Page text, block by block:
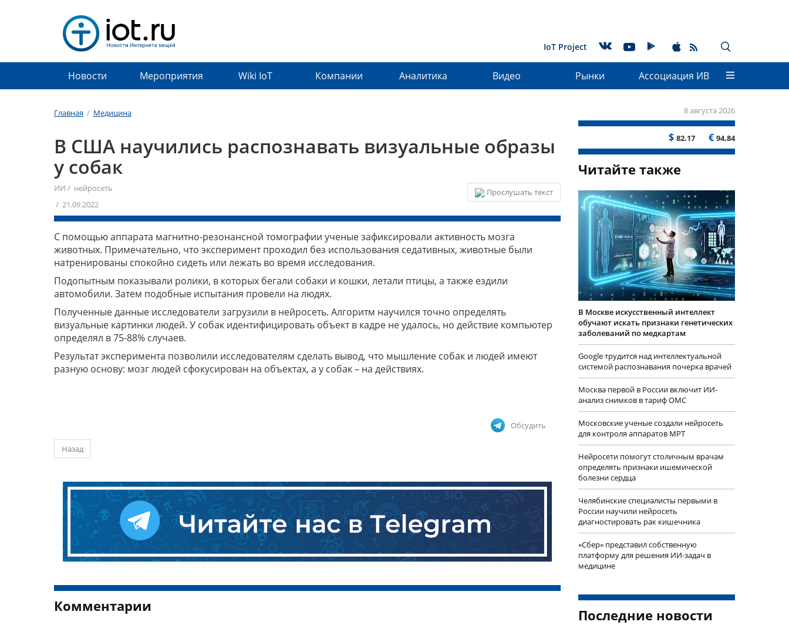
IoT Project
Новости Мероприятия Wiki IoT Компании Аналитика Видео Рынки Ассоциация ИВ
Главная / Медицина 8 августа 2026
$ 82.17 € 94.84
В США научились распознавать визуальные образы
у собак
Прослушать текст
ИИ / нейросеть
/ 21.09.2022
С помощью аппарата магнитно-резонансной томографии ученые зафиксировали активность мозга
животных. Примечательно, что эксперимент проходил без использования седативных, животные были
натренированы спокойно сидеть или лежать во время исследования.
Подопытным показывали ролики, в которых бегали собаки и кошки, летали птицы, а также ездили
автомобили. Затем подобные испытания провели на людях.
Полученные данные исследователи загрузили в нейросеть. Алгоритм научился точно определять
визуальные картинки людей. У собак идентифицировать объект в кадре не удалось, но действие компьютер
определял в 75-88% случаев.
Результат эксперимента позволили исследователям сделать вывод, что мышление собак и людей имеют
разную основу: мозг людей сфокусирован на объектах, а у собак – на действиях.
Обсудить
Назад
Комментарии
Читайте также
В Москве искусственный интеллект
обучают искать признаки генетических
заболеваний по медкартам
Google трудится над интеллектуальной
системой распознавания почерка врачей
Москва первой в России включит ИИ-
анализ снимков в тариф ОМС
Московские ученые создали нейросеть
для контроля аппаратов МРТ
Нейросети помогут столичным врачам
определять признаки ишемической
болезни сердца
Челябинские специалисты первыми в
России научили нейросеть
диагностировать рак кишечника
«Сбер» представил собственную
платформу для решения ИИ-задач в
медицине
Последние новости